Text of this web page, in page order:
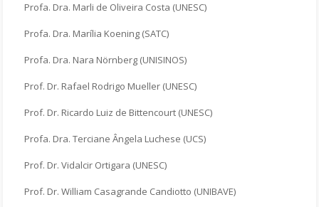
Profa. Dra. Marli de Oliveira Costa (UNESC)
Profa. Dra. Marília Koening (SATC)
Profa. Dra. Nara Nörnberg (UNISINOS)
Prof. Dr. Rafael Rodrigo Mueller (UNESC)
Prof. Dr. Ricardo Luiz de Bittencourt (UNESC)
Profa. Dra. Terciane Ângela Luchese (UCS)
Prof. Dr. Vidalcir Ortigara (UNESC)
Prof. Dr. William Casagrande Candiotto (UNIBAVE)